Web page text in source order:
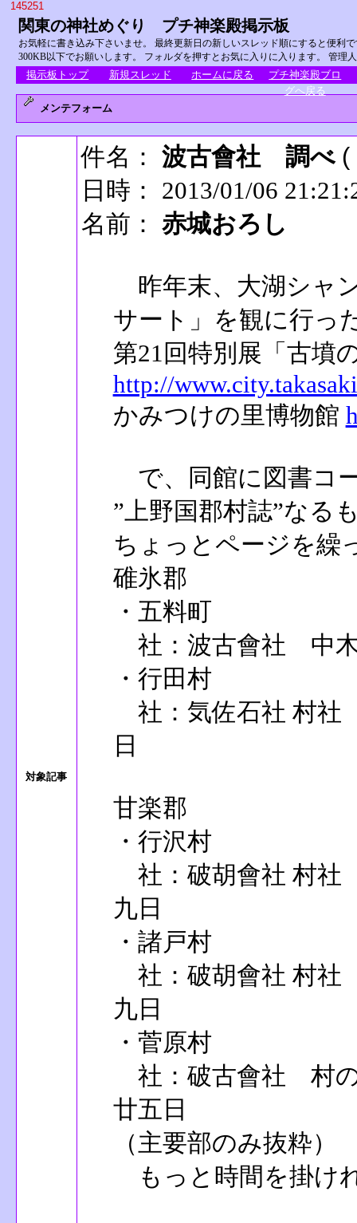
145251
関東の神社めぐり プチ神楽殿掲示板
お気軽に書き込み下さいませ。 最終更新日の新しいスレッド順にすると便利
300KB以下でお願いします。 フォルダを押すとお気に入りに入ります。 管
掲示板トップ 新規スレッド ホームに戻る
プチ神楽殿ブロ
グへ戻る
メンテフォーム
対象記事
件名： 波古會社 調べ (
日時： 2013/01/06
名前： 赤城おろし
昨年末、大湖シャ
サート」を観に行っ
第21回特別展「古墳
http://
かみつけの里博物館
で、同館に図書コ
”上野国郡村誌”なる
ちょっとページを繰
碓氷郡
・五料町
社：波古會社 中木
・行田村
社：気佐石社 村社
日
甘楽郡
・行沢村
社：破胡會社 村社
九日
・諸戸村
社：破胡會社 村
九日
・菅原村
社：破古會社 村
廿五日
（主要部のみ抜粋）
もっと時間を掛け